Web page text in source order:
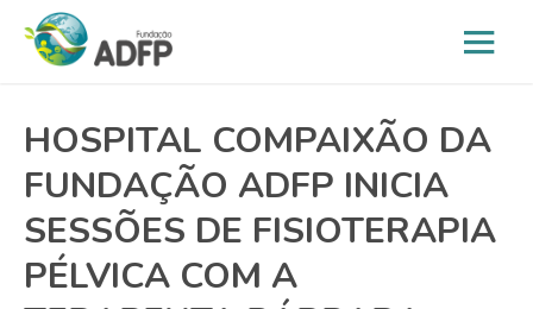
HOSPITAL COMPAIXÃO DA
FUNDAÇÃO ADFP INICIA
SESSÕES DE FISIOTERAPIA
PÉLVICA COM A